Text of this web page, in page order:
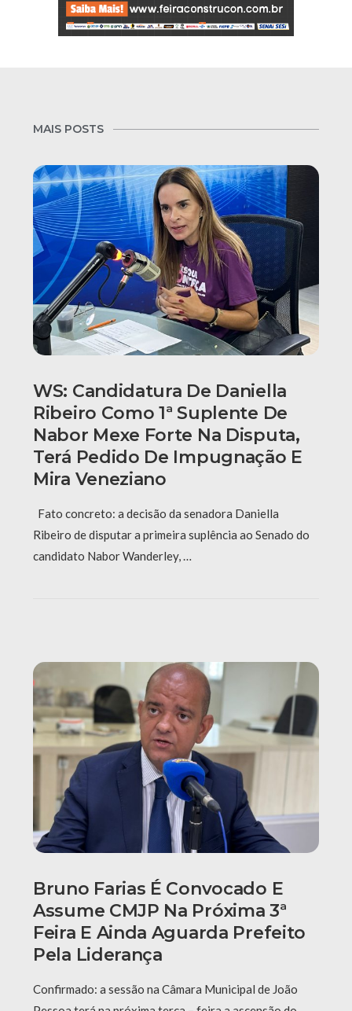
MAIS POSTS
WS: Candidatura De Daniella
Ribeiro Como 1ª Suplente De
Nabor Mexe Forte Na Disputa,
Terá Pedido De Impugnação E
Mira Veneziano
Fato concreto: a decisão da senadora Daniella
Ribeiro de disputar a primeira suplência ao Senado do
candidato Nabor Wanderley, …
Bruno Farias É Convocado E
Assume CMJP Na Próxima 3ª
Feira E Ainda Aguarda Prefeito
Pela Liderança
Confirmado: a sessão na Câmara Municipal de João